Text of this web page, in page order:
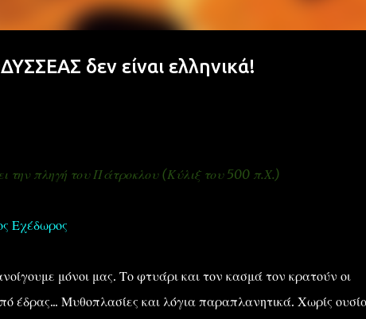
δεν είναι ελληνικά!
την πληγή του Πάτροκλου (Κύλιξ του 500 π.Χ.)
Εχέδωρος
μόνοι μας. Το φτυάρι και τον κασμά τον κρατούν οι
έδρας... Μυθοπλασίες και λόγια παραπλανητικά. Χωρίς